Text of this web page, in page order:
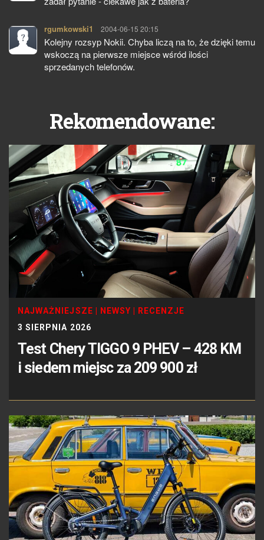
rgumkowski1 pisze:
2004-06-15 20:15
Kolejny rozsyp Nokii. Chyba liczą na to, że dzięki temu
wskoczą na pierwsze miejsce wśród ilości
sprzedanych telefonów.
Rekomendowane:
NAJWAŻNIEJSZE NEWSY
RECENZJE
3 SIERPNIA 2026
Test Chery TIGGO 9 PHEV – 428 KM
i siedem miejsc za 209 900 zł